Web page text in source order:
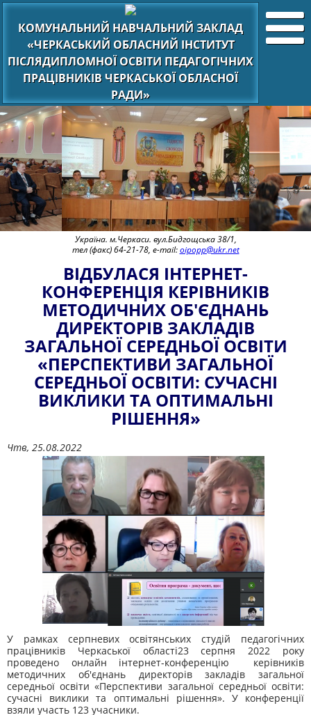
КОМУНАЛЬНИЙ НАВЧАЛЬНИЙ ЗАКЛАД
«ЧЕРКАСЬКИЙ ОБЛАСНИЙ ІНСТИТУТ
ПІСЛЯДИПЛОМНОЇ ОСВІТИ ПЕДАГОГІЧНИХ
ПРАЦІВНИКІВ ЧЕРКАСЬКОЇ ОБЛАСНОЇ
РАДИ»
Україна. м.Черкаси. вул.Бидгощська 38/1,
тел (факс) 64-21-78, e-mail:oipopp@ukr.net
ВІДБУЛАСЯ ІНТЕРНЕТ-
КОНФЕРЕНЦІЯ КЕРІВНИКІВ
МЕТОДИЧНИХ ОБ'ЄДНАНЬ
ДИРЕКТОРІВ ЗАКЛАДІВ
ЗАГАЛЬНОЇ СЕРЕДНЬОЇ ОСВІТИ
«ПЕРСПЕКТИВИ ЗАГАЛЬНОЇ
СЕРЕДНЬОЇ ОСВІТИ: СУЧАСНІ
ВИКЛИКИ ТА ОПТИМАЛЬНІ
РІШЕННЯ»
Чтв, 25.08.2022
У рамках серпневих освітянських студій педагогічних
працівників Черкаської області23 серпня 2022 року
проведено онлайн інтернет-конференцію керівників
методичних об'єднань директорів закладів загальної
середньої освіти «Перспективи загальної середньої освіти:
сучасні виклики та оптимальні рішення». У конференції
взяли участь 123 учасники.